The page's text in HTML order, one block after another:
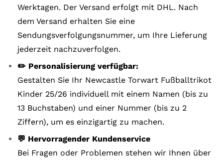
Werktagen. Der Versand erfolgt mit DHL. Nach
dem Versand erhalten Sie eine
Sendungsverfolgungsnummer, um Ihre Lieferung
jederzeit nachzuverfolgen.
✏️ Personalisierung verfügbar:
Gestalten Sie Ihr Newcastle Torwart Fußballtrikot
Kinder 25/26 individuell mit einem Namen (bis zu
13 Buchstaben) und einer Nummer (bis zu 2
Ziffern), um es einzigartig zu machen.
💬 Hervorragender Kundenservice
Bei Fragen oder Problemen stehen wir Ihnen über